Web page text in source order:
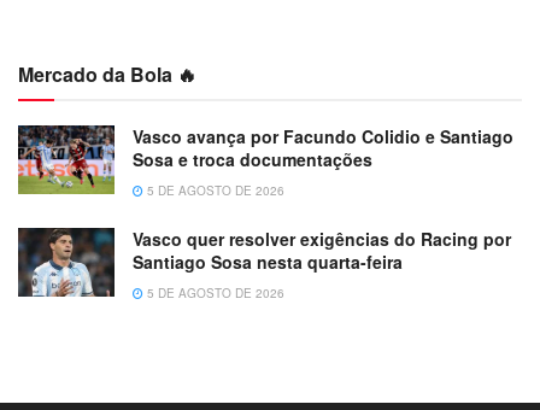
Mercado da Bola 🔥
Vasco avança por Facundo Colidio e Santiago
Sosa e troca documentações
5 DE AGOSTO DE 2026
Vasco quer resolver exigências do Racing por
Santiago Sosa nesta quarta-feira
5 DE AGOSTO DE 2026